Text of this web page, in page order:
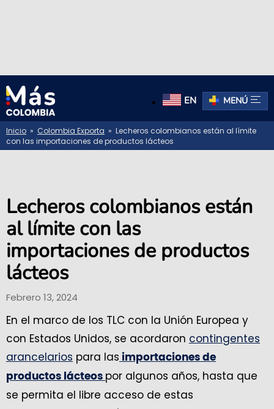
EN MENÚ
Inicio » Colombia Exporta » Lecheros colombianos están al límite
con las importaciones de productos lácteos
Lecheros colombianos están
al límite con las
importaciones de productos
lácteos
Febrero 13, 2024
En el marco de los TLC con la Unión Europea y
con Estados Unidos, se acordaron contingentes
arancelarios para las importaciones de
productos lácteos por algunos años, hasta que
se permita el libre acceso de estas